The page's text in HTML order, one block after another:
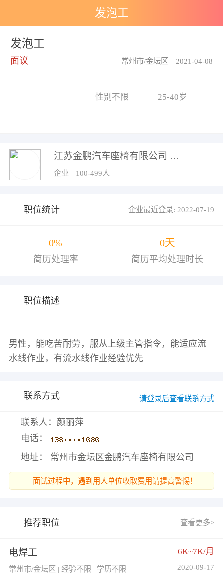
发泡工
发泡工
面议 2021-04-08
常州市/金坛区
性别不限 25-40岁
江苏金鹏汽车座椅有限公司
企业 100-499人
职位统计 企业最近登录: 2022-07-19
0%
简历处理率
0天
简历平均处理时长
职位描述
男性，能吃苦耐劳，服从上级主管指令，能适应流
联系方式 请登录后查看联系方式
联系人：颜丽萍
电话：
地址： 常州市金坛区金鹏汽车座椅有限公司
面试过程中，遇到用人单位收取费用请提高警惕！
推荐职位 查看更多>
电焊工 6K~7K/月
常州市/金坛区 | 经验不限 | 学历不限 2020-09-17